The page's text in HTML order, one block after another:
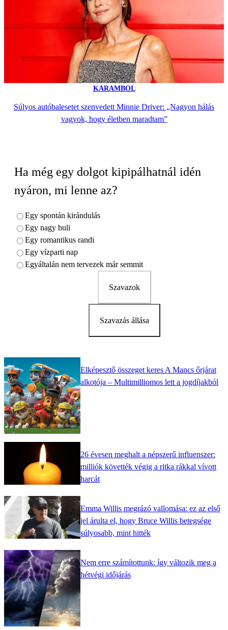
KARAMBOL
Súlyos autóbalesetet szenvedett Minnie Driver: „Nagyon hálás
vagyok, hogy életben maradtam”
Ha még egy dolgot kipipálhatnál idén
nyáron, mi lenne az?
Egy spontán kirándulás
Egy nagy buli
Egy romantikus randi
Egy vízparti nap
Egyáltalán nem tervezek már semmit
Szavazok
Szavazás állása
Elképesztő összeget keres A Mancs őrjárat
alkotója – Multimilliomos lett a jogdíjakból
26 évesen meghalt a népszerű influenszer:
milliók követték végig a ritka rákkal vívott
harcát
Emma Willis megrázó vallomása: ez az első
jel árulta el, hogy Bruce Willis betegsége
súlyosabb, mint hitték
Nem erre számítottunk: így változik meg a
hétvégi időjárás